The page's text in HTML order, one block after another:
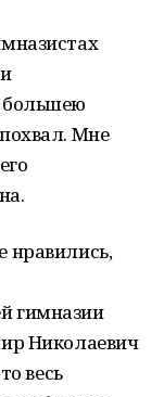
большею
Мне
нравились,
гимназии
Николаевич
весь